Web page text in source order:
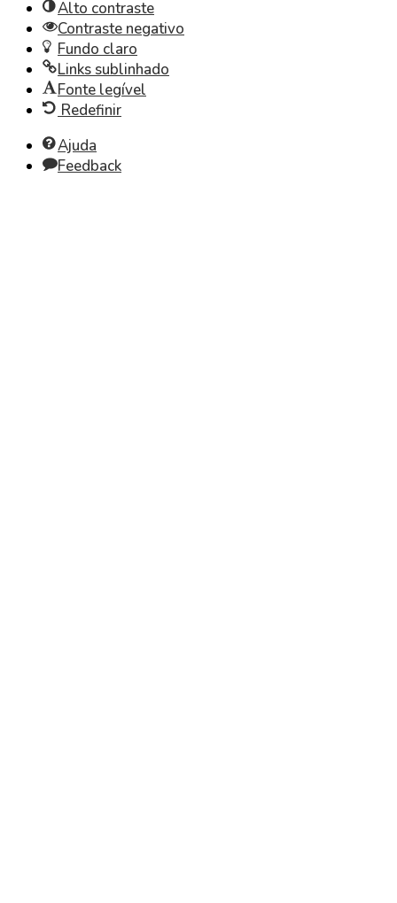
Alto contraste
Contraste negativo
Fundo claro
Links sublinhado
Fonte legível
Redefinir
Ajuda
Feedback